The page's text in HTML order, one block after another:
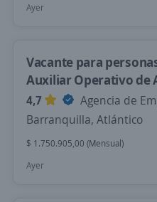
Ayer
Vacante para
Auxiliar Operativo de
4,7
Agencia de
Barranquilla, Atlántico
$ 1.750.905,00 (Mensual)
Ayer